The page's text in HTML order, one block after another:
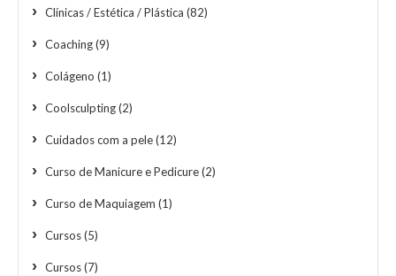
Clínicas / Estética / Plástica (82)
Coaching(9)
Colágeno (1)
Coolsculpting(2)
Cuidados com a pele(12)
Curso de Manicure e Pedicure(2)
Curso de Maquiagem (1)
Cursos(5)
Cursos(7)